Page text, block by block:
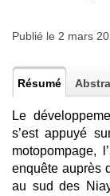
Publié le 2 mars
Résumé
Le
s’est appuyé
motopompage,
enquête auprès
au sud des